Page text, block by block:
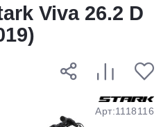
Viva 26.2 D
Арт:1118116